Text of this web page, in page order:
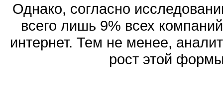
Однако, согласно
всего лишь 9% всех
интернет. Тем не менее,
рост этой